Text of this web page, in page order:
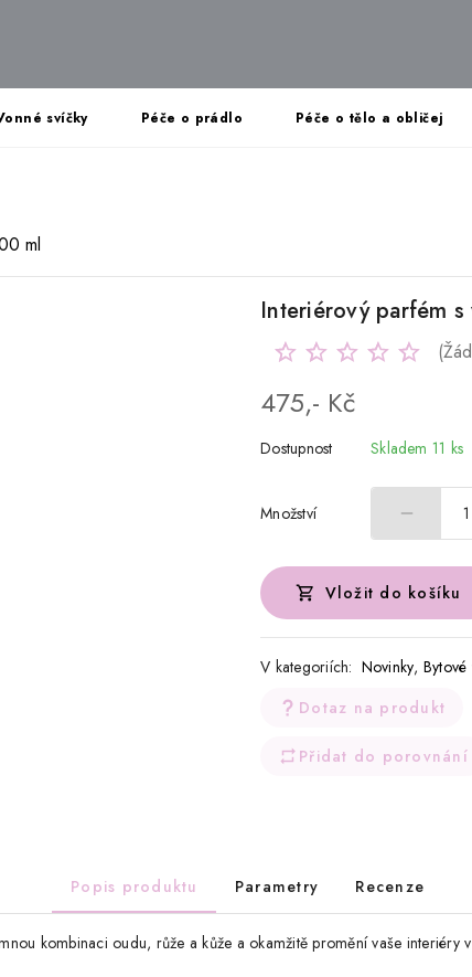
svíčky Péče o prádlo Péče o tělo a obličej
ml
Interiérový parfém
475,- Kč
Dostupnost Skladem 11 ks
Množství 1
Vložit do košíku
V kategoriích: Novinky, Bytové
Dotaz na produkt
Přidat do porovnání
Popis produktu Parametry Recenze
kombinaci oudu, růže a kůže a okamžitě promění vaše interiéry